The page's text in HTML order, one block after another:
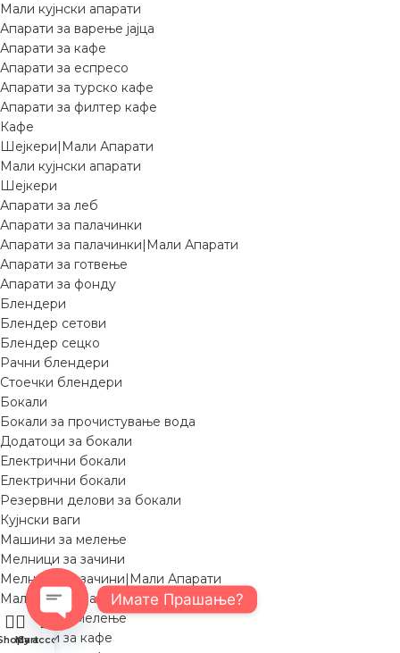
Мали кујнски апарати
Апарати за варење јајца
Апарати за кафе
Апарати за еспресо
Апарати за турско кафе
Апарати за филтер кафе
Кафе
Шејкери|Мали Апарати
Мали кујнски апарати
Шејкери
Апарати за леб
Апарати за палачинки
Апарати за палачинки|Мали Апарати
Апарати за готвење
Апарати за фонду
Блендери
Блендер сетови
Блендер сецко
Рачни блендери
Стоечки блендери
Бокали
Бокали за прочистување вода
Додатоци за бокали
Електрични бокали
Електрични бокали
Резервни делови за бокали
Кујнски ваги
Машини за мелење
Мелници за зачини
Мелници за зачини|Мали Апарати
Мали кујнски апарати
Машини за мелење
Мелници за кафе
Cart
My account
Имате Прашање?
Open